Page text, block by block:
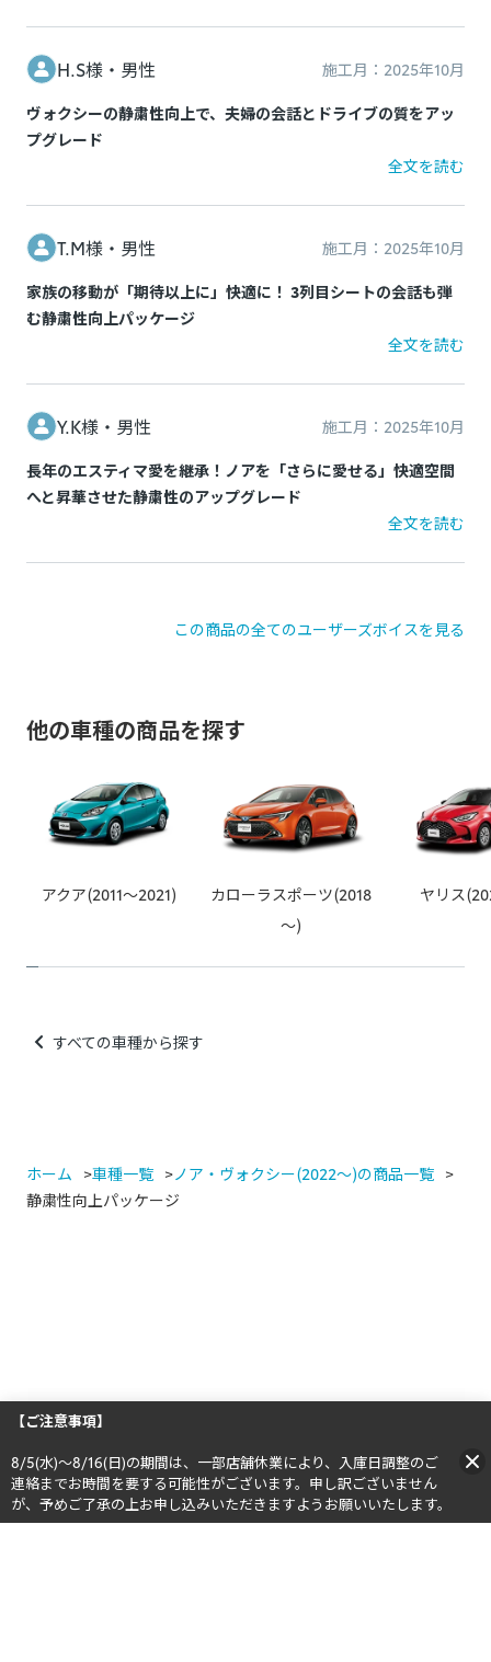
ご覧ください。
お申込み後に、施工をお断りすることになった場合、所定の
キャンセル料がかかります。
がございますのでご注意ください。
例：車両ECUと車両ワイヤーハーネスの間に取り付ける社外品
（テレビキャンセラー、パワーバックドアオープンキット等）
例：カー用品店でのスピーカー取り付け、社外品の安全装備取
り付け、社外品のカーナビなど
H.S様・ 男性 施工月： 2025年10月
ヴォクシーの静粛性向上で、夫婦の会話とドライブの質をアッ
プグレード
全文を読む
T.M様・ 男性 施工月： 2025年10月
家族の移動が「期待以上に」快適に！ 3列目シートの会話も弾
む静粛性向上パッケージ
全文を読む
Y.K様・ 男性 施工月： 2025年10月
長年のエスティマ愛を継承！ノアを「さらに愛せる」快適空間
へと昇華させた静粛性のアップグレード
全文を読む
この商品の全てのユーザーズボイスを見る
他の車種の商品を探す
アクア(2011～2021)
カローラスポーツ(2018
～)
ヤリス
すべての車種から探す
ホーム 車種一覧
ノア・ヴォクシー(2022～)の商品一覧
静粛性向上パッケージ
【ご注意事項】
8/5(水)～8/16(日)の期間は、一部店舗休業により、入庫日調整のご
連絡までお時間を要する可能性がございます。申し訳ございません
が、予めご了承の上お申し込みいただきますようお願いいたします。​​